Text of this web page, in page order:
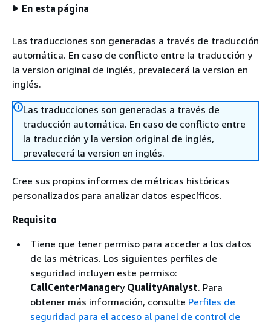
En esta página
Las traducciones son generadas a través de traducción
automática. En caso de conflicto entre la traducción y
la version original de inglés, prevalecerá la version en
inglés.
Las traducciones son generadas a través de
traducción automática. En caso de conflicto entre
la traducción y la version original de inglés,
prevalecerá la version en inglés.
Cree sus propios informes de métricas históricas
personalizados para analizar datos específicos.
Requisito
Tiene que tener permiso para acceder a los datos
de las métricas. Los siguientes perfiles de
seguridad incluyen este permiso:
CallCenterManagery QualityAnalyst. Para
obtener más información, consulte Perfiles de
seguridad para el acceso al panel de control de